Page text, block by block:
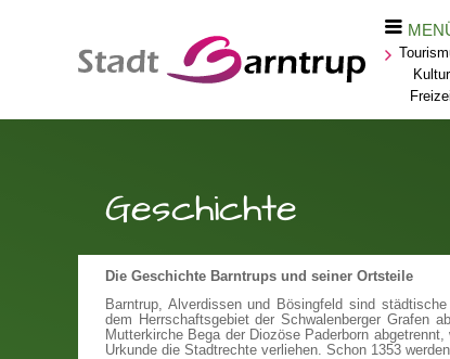
Geschichte
Die Geschichte Barntrups und seiner Ortsteile
Barntrup, Alverdissen und Bösingfeld sind
dem Herrschaftsgebiet der Schwalenberger Grafen
Mutterkirche Bega der Diozöse Paderborn
Urkunde die Stadtrechte verliehen. Schon 1353